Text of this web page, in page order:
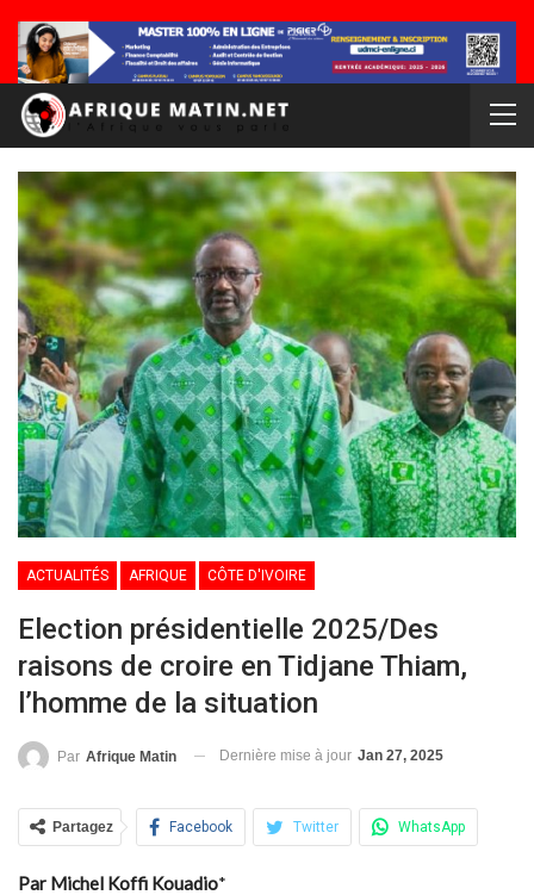
ACTUALITÉS AFRIQUE CÔTE D'IVOIRE
Election présidentielle 2025/Des
raisons de croire en Tidjane Thiam,
l’homme de la situation
Par Afrique Matin Dernière mise à jour Jan 27, 2025
Partagez Facebook Twitter WhatsApp
Par Michel Koffi Kouadio*